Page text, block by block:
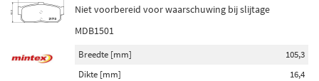
Niet voorbereid voor waarschuwing bij slijtage
MDB1501
Breedte [mm]
105,3
Dikte [mm]
16,4